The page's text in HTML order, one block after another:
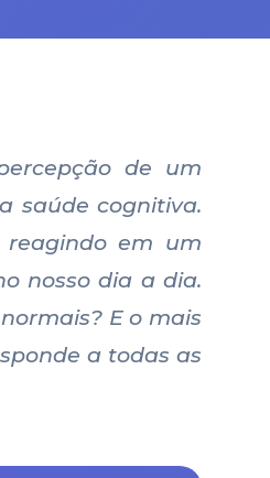
de um
saúde cognitiva.
em um
nosso dia a dia.
E o mais
a todas as